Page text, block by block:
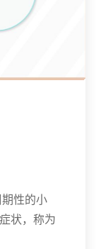
性的小
状，称为